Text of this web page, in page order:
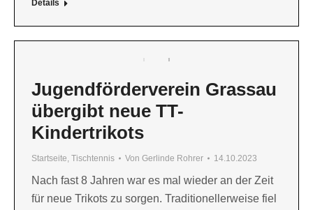
Details
Jugendförderverein Grassau
übergibt neue TT-
Kindertrikots
Startseite, Tischtennis Von Gerlinde Rohrer 14.10.2023
Nach fast 8 Jahren war es mal wieder an der Zeit
für neue Trikots zu sorgen. Traditionellerweise fiel